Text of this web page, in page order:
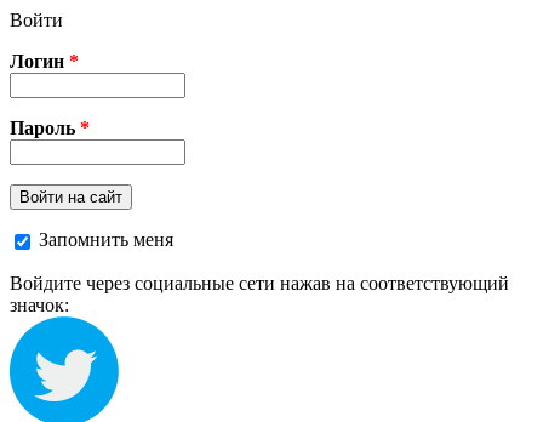
Перейти к основному содержанию
Войти
Логин *
Пароль *
Войти на сайт
Запомнить меня
Войдите через социальные сети нажав на соответствующий
значок: